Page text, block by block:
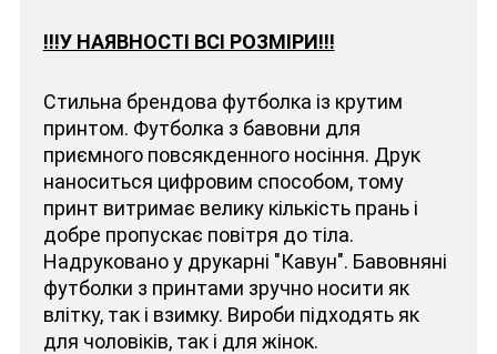
!!!У НАЯВНОСТІ ВСІ РОЗМІРИ!!!
Стильна брендова футболка із крутим
принтом. Футболка з бавовни для
приємного повсякденного носіння. Друк
наноситься цифровим способом, тому
принт витримає велику кількість прань і
добре пропускає повітря до тіла.
Надруковано у друкарні "Кавун". Бавовняні
футболки з принтами зручно носити як
влітку, так і взимку. Вироби підходять як
для чоловіків, так і для жінок.